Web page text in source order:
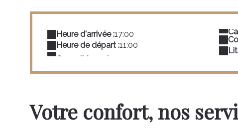
Heure d'arrivée :17:00
Heure de départ :11:00
Votre confort, nos